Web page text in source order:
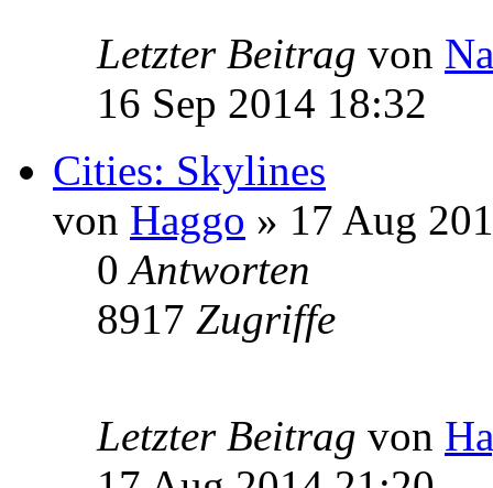
Letzter Beitrag von
16 Sep 2014 18:32
Cities: Skylines
von Haggo » 17 Aug
0Antworten
8917 Zugriffe
Letzter Beitrag von